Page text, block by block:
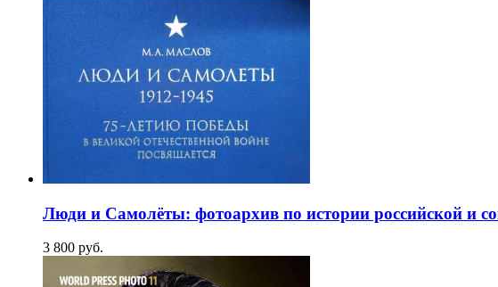
Люди и Самолёты: фотоархив по истории российской и
3 800 pуб.